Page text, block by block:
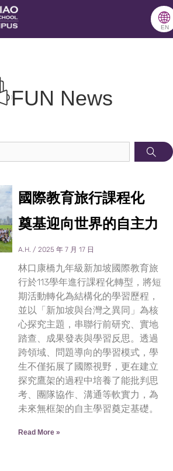
🌐
EN
FUN News
國際教育旅行課程化
奠基迎向世界的自主力
A.H. 2025 年 7 月 17 日
林口康橋九年級新加坡國際教育旅
行於113學年進行課程化轉型，將短
期活動轉化為結構化的學習歷程，
並以「新加坡與台灣之異同」為核
心探究主題，串聯行前研究、實地
踏查、成果發表與學習反思。透過
跨領域、問題導向的學習模式，學
生不僅拓展了國際視野，更在建立
探究鷹架的過程中培養了能批判思
考、團隊協作、溝通等軟實力，為
未來無框架的自主學習奠定基礎。
Read More »
P
a
g
e
P
g
e
P
g
e
P
g
e
P
g
e
P
g
e
P
g
e
P
g
e
P
g
e